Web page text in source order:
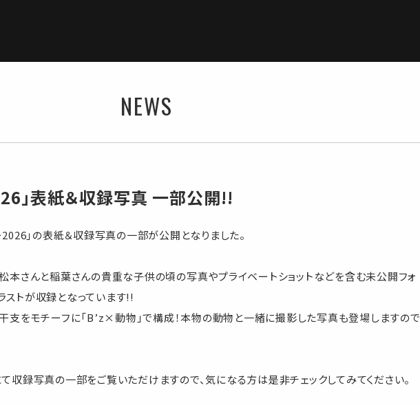
NEWS
」表紙＆収録写真 一部公開!!
」の表紙＆収録写真の一部が公開となりました。
本さんと稲葉さんの貴重な子供の頃の写真やプライベートショットなどを含む未公開フォ
ストが収録となっています!!
支をモチーフに「B’z×動物」で構成！本物の動物と一緒に撮影した写真も登場しますので
て収録写真の一部をご覧いただけますので、気になる方は是非チェックしてみてください。